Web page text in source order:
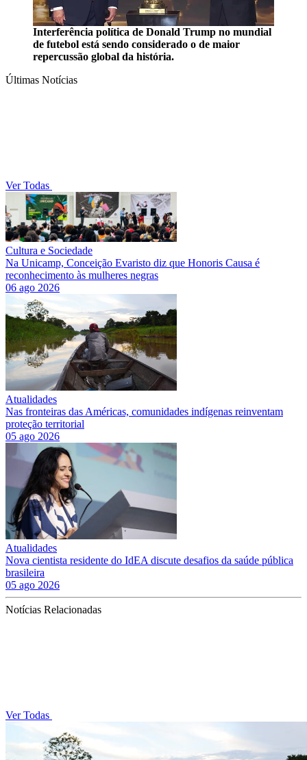
Interferência política de Donald Trump no mundial
de futebol está sendo considerado o de maior
repercussão global da história.
Últimas Notícias
Ver Todas
Cultura e Sociedade
Na Unicamp, Conceição Evaristo diz que Honoris Causa é
reconhecimento às mulheres negras
06 ago 2026
Atualidades
Nas fronteiras das Américas, comunidades indígenas reinventam
proteção territorial
05 ago 2026
Atualidades
Nova cientista residente do IdEA discute desafios da saúde pública
brasileira
05 ago 2026
Notícias Relacionadas
Ver Todas